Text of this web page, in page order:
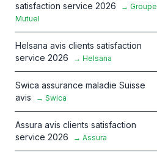
satisfaction service 2026
→ Groupe
Mutuel
Helsana avis clients satisfaction
service 2026
→ Helsana
Swica assurance maladie Suisse
avis
→ Swica
Assura avis clients satisfaction
service 2026
→ Assura